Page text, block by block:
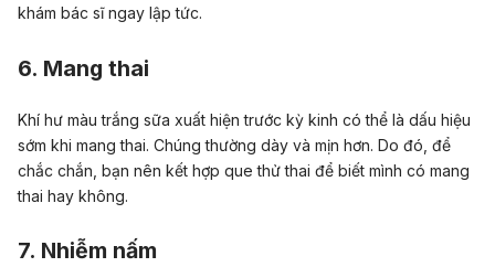
khám bác sĩ ngay lập tức.
6. Mang thai
Khí hư màu trắng sữa xuất hiện trước kỳ kinh có thể là dấu hiệu
sớm khi mang thai. Chúng thường dày và mịn hơn. Do đó, để
chắc chắn, bạn nên kết hợp que thử thai để biết mình có mang
thai hay không.
7. Nhiễm nấm